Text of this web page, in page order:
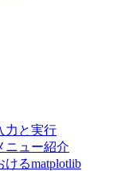
力と実行
ニュー紹介
けるmatplotlib